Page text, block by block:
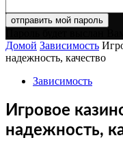
Домой Зависимость
надежность, качество
Зависимость
Игровое
надежность,